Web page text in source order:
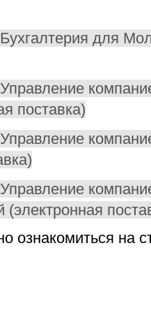
для
поставка)
(электронная
ознакомиться на